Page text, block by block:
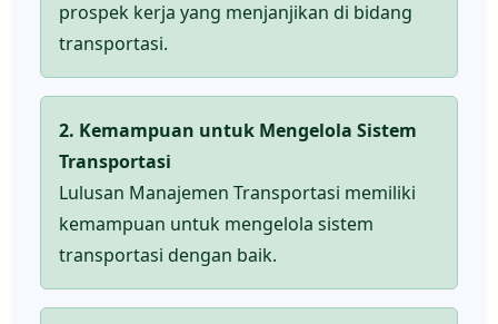
prospek kerja yang menjanjikan di bidang
transportasi.
2. Kemampuan untuk Mengelola Sistem
Transportasi
Lulusan Manajemen Transportasi memiliki
kemampuan untuk mengelola sistem
transportasi dengan baik.